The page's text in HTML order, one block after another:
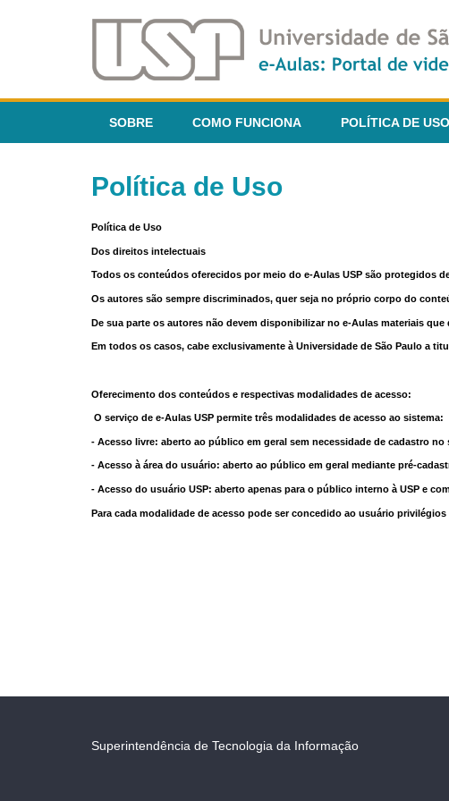
SOBRE COMO FUNCIONA POLÍTICA DE USO
Política de Uso
Política de Uso
Dos direitos intelectuais
Todos os conteúdos oferecidos por meio do e-Aulas USP são protegidos
Os autores são sempre discriminados, quer seja no próprio corpo do
De sua parte os autores não devem disponibilizar no e-Aulas materiais
Em todos os casos, cabe exclusivamente à Universidade de São Paulo a
Oferecimento dos conteúdos e respectivas modalidades de acesso:
O serviço de e-Aulas USP permite três modalidades de acesso ao sistema:
- Acesso livre: aberto ao público em geral sem necessidade de cadastro no
- Acesso à área do usuário: aberto ao público em geral mediante pré-
- Acesso do usuário USP: aberto apenas para o público interno à USP e
Para cada modalidade de acesso pode ser concedido ao usuário
Superintendência de Tecnologia da Informação